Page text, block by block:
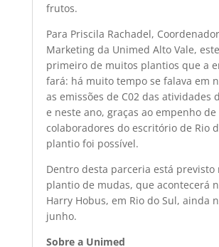
frutos.
Para Priscila Rachadel,
Marketing da Unimed Alto Vale,
primeiro de muitos plantios que a
fará: há muito tempo se falava em
as emissões de C02 das atividades
e neste ano, graças ao empenho de
colaboradores do escritório de Rio
plantio foi possível.
Dentro desta parceria está previsto
plantio de mudas, que acontecerá
Harry Hobus, em Rio do Sul, ainda
junho.
Sobre a Unimed